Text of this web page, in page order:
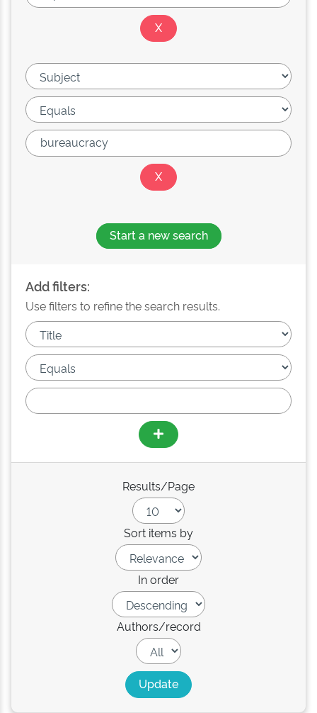
Start a new search
Add filters:
Use filters to refine the search results.
Results/Page
Sort items by
In order
Authors/record